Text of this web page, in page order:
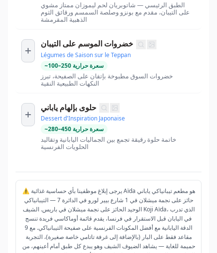
الطبق الرئيسي — شاتوبريان لحم ليموزان ممتاز مشوي
على التيبان، مقدم مع بونزو وصلصة السمسم ورقائق الثوم
الذهبية المقرمشة
خضروات الموسم على التيبان
Légumes de Saison sur le Teppan
~100–250 سعرة حرارية
خضروات السوق مطبوخة بإتقان على الصفيحة، تبرز
النكهات الطبيعية النقية
حلوى بإلهام ياباني
Dessert d'Inspiration Japonaise
~280–450 سعرة حرارية
خاتمة حلوة رقيقة تجمع بين الجماليات اليابانية وتقاليد
الحلويات الفرنسية
⚠️ يرجى إبلاغ موظفينا بأي حساسية غذائية Aïda هو مطعم تيبانياكي ياباني
حائز على نجمة ميشلان في 1 شارع بيير لورو في الدائرة 7 — التيبانياكي
الوحيد الحائز على نجمة ميشلان في باريس. الشيف Koji Aïda، الذي تدرب
في اليابان قبل الاستقرار في فرنسا، يقدم قائمة أوماكاسي فريدة تنسج
الدقة اليابانية مع أفضل المكونات الفرنسية على صفيحة التيبانياكي. مع 9
مقاعد فقط على البار (بالإضافة إلى غرفة تاتامي خاصة صغيرة)، التجربة
حميمة للغاية — يشاهد الضيوف الشيف وهو يبدع كل طبق أمام أعينهم، من